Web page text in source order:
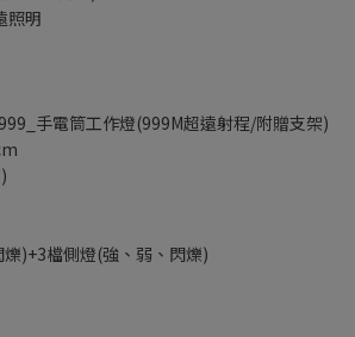
照明
手電筒工作燈(999M超遠射程/附贈支架)
)+3檔側燈(強、弱、閃爍)